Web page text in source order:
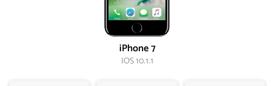
iPhone 7
IOS 10.1.1